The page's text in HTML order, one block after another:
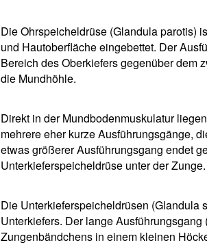
Die Ohrspeicheldrüse (Glandula parotis)
und Hautoberfläche eingebettet. Der
Bereich des Oberkiefers gegenüber dem
die Mundhöhle.
Direkt in der Mundbodenmuskulatur
mehrere eher kurze Ausführungsgänge,
etwas größerer Ausführungsgang endet
Unterkieferspeicheldrüse unter der Zunge.
Die Unterkieferspeicheldrüsen (Glandula
Unterkiefers. Der lange
Zungenbändchens in einem kleinen